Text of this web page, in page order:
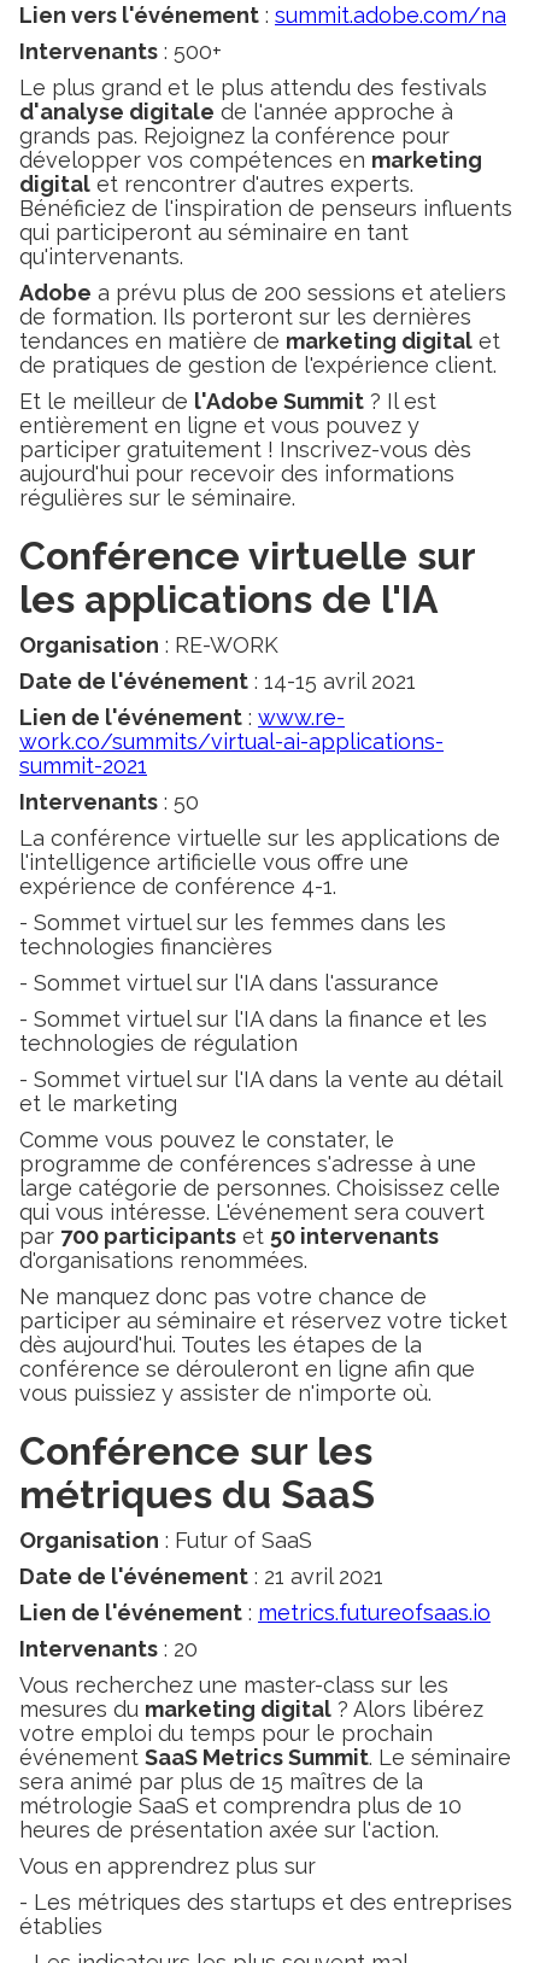
Lien vers l'événement : summit.adobe.com/na
Intervenants : 500+
Le plus grand et le plus attendu des festivals
d'analyse digitale de l'année approche à
grands pas. Rejoignez la conférence pour
développer vos compétences en marketing
digital et rencontrer d'autres experts.
Bénéficiez de l'inspiration de penseurs influents
qui participeront au séminaire en tant
qu'intervenants.
Adobe a prévu plus de 200 sessions et ateliers
de formation. Ils porteront sur les dernières
tendances en matière de marketing digital et
de pratiques de gestion de l'expérience client.
Et le meilleur de l'Adobe Summit ? Il est
entièrement en ligne et vous pouvez y
participer gratuitement ! Inscrivez-vous dès
aujourd'hui pour recevoir des informations
régulières sur le séminaire.
Conférence virtuelle sur
les applications de l'IA
Organisation : RE-WORK
Date de l'événement : 14-15 avril 2021
Lien de l'événement : www.re-
work.co/summits/virtual-ai-applications-
summit-2021
Intervenants : 50
La conférence virtuelle sur les applications de
l'intelligence artificielle vous offre une
expérience de conférence 4-1.
- Sommet virtuel sur les femmes dans les
technologies financières
- Sommet virtuel sur l'IA dans l'assurance
- Sommet virtuel sur l'IA dans la finance et les
technologies de régulation
- Sommet virtuel sur l'IA dans la vente au détail
et le marketing
Comme vous pouvez le constater, le
programme de conférences s'adresse à une
large catégorie de personnes. Choisissez celle
qui vous intéresse. L'événement sera couvert
par 700 participants et 50 intervenants
d'organisations renommées.
Ne manquez donc pas votre chance de
participer au séminaire et réservez votre ticket
dès aujourd'hui. Toutes les étapes de la
conférence se dérouleront en ligne afin que
vous puissiez y assister de n'importe où.
Conférence sur les
métriques du SaaS
Organisation : Futur of SaaS
Date de l'événement : 21 avril 2021
Lien de l'événement : metrics.futureofsaas.io
Intervenants : 20
Vous recherchez une master-class sur les
mesures du marketing digital ? Alors libérez
votre emploi du temps pour le prochain
événement SaaS Metrics Summit. Le séminaire
sera animé par plus de 15 maîtres de la
métrologie SaaS et comprendra plus de 10
heures de présentation axée sur l'action.
Vous en apprendrez plus sur
- Les métriques des startups et des entreprises
établies